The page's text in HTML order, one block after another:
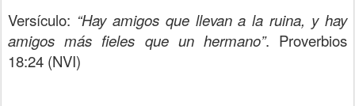
Versículo: “Hay amigos que llevan a la ruina, y hay
amigos más fieles que un hermano”. Proverbios
18:24 (NVI)